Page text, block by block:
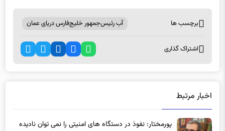
برچسب ها آب رئیس‌جمهور خلیج‌فارس دریای عمان
اشتراک گذاری
اخبار مرتبط
پورمختار: نفوذ در دستگاه های امنیتی را نمی توان نادیده